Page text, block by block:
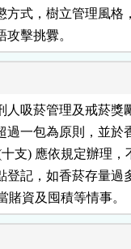
方式，樹立管理風格
攻擊挑釁。
人吸菸管理及戒菸獎
過一包為原則，並於
十支) 應依規定辦理
登記，如香菸存量過
賭資及囤積等情事。